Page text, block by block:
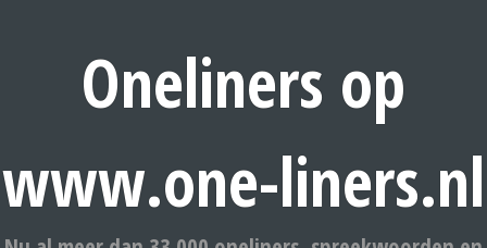
Oneliners op
www.one-liners.nl